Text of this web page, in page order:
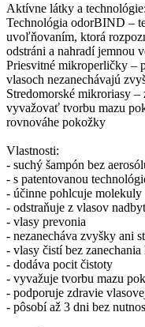
Aktívne látky a technológie:
Technológia odorBIND –
uvoľňovaním, ktorá
odstráni a nahradí jemnou
Priesvitné mikroperličky –
vlasoch nezanechávajú
Stredomorské mikroriasy
vyvažovať tvorbu mazu
rovnováhe pokožky
Vlastnosti:
- suchý šampón bez
- s patentovanou
- účinne pohlcuje molekuly
- odstraňuje z vlasov
- vlasy prevonia
- nezanecháva zvyšky ani
- vlasy čistí bez
- dodáva pocit čistoty
- vyvažuje tvorbu mazu
- podporuje zdravie
- pôsobí až 3 dni bez